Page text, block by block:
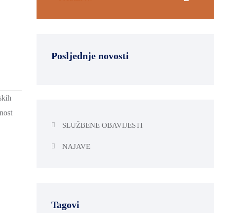
Posljednje novosti
SLUŽBENE OBAVIJESTI
NAJAVE
Tagovi